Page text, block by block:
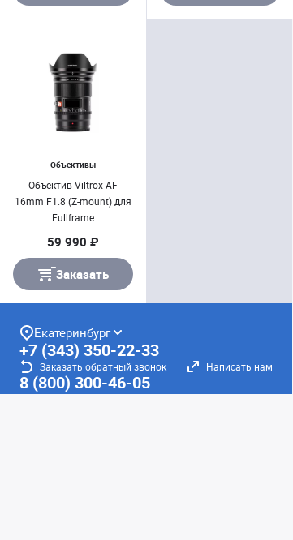
Объективы
Объектив Viltrox AF
16mm F1.8 (Z-mount) для
Fullframe
59 990 ₽
Заказать
Екатеринбург
+7 (343) 350-22-33
Заказать обратный звонок Написать нам
8 (800) 300-46-05